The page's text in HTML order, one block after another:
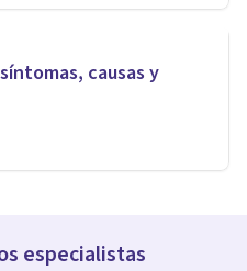
causas y
especialistas